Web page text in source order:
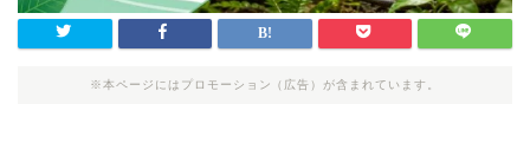
※本ページにはプロモーション（広告）が含まれています。